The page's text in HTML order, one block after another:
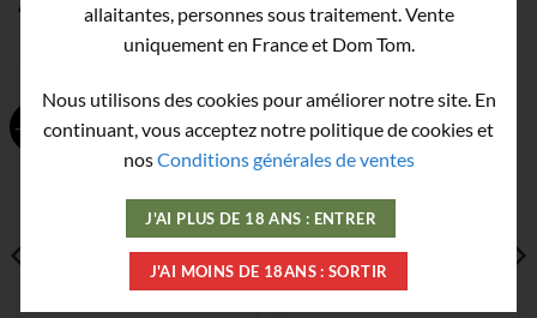
-46%
allaitantes, personnes sous traitement. Vente
uniquement en France et Dom Tom.
Nous utilisons des cookies pour améliorer notre site. En
continuant, vous acceptez notre politique de cookies et
nosConditions générales de ventes
J'AI PLUS DE 18 ANS : ENTRER
J'AI MOINS DE 18ANS : SORTIR